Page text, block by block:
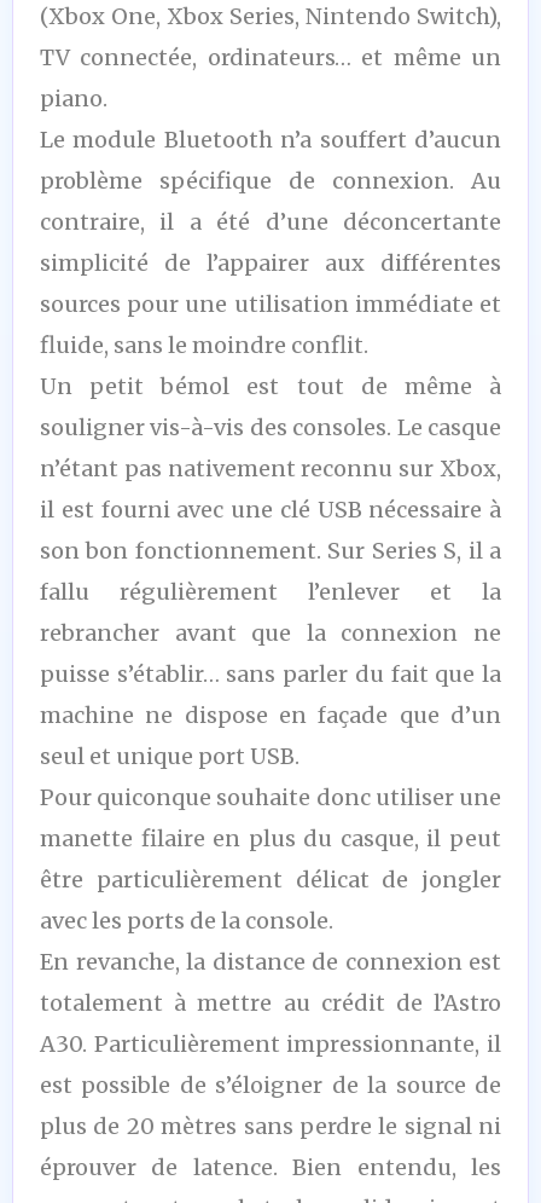
(Xbox One, Xbox Series, Nintendo Switch),
TV connectée, ordinateurs… et même un
piano.
Le module Bluetooth n’a souffert d’aucun
problème spécifique de connexion. Au
contraire, il a été d’une déconcertante
simplicité de l’appairer aux différentes
sources pour une utilisation immédiate et
fluide, sans le moindre conflit.
Un petit bémol est tout de même à
souligner vis-à-vis des consoles. Le casque
n’étant pas nativement reconnu sur Xbox,
il est fourni avec une clé USB nécessaire à
son bon fonctionnement. Sur Series S, il a
fallu régulièrement l’enlever et la
rebrancher avant que la connexion ne
puisse s’établir… sans parler du fait que la
machine ne dispose en façade que d’un
seul et unique port USB.
Pour quiconque souhaite donc utiliser une
manette filaire en plus du casque, il peut
être particulièrement délicat de jongler
avec les ports de la console.
En revanche, la distance de connexion est
totalement à mettre au crédit de l’Astro
A30. Particulièrement impressionnante, il
est possible de s’éloigner de la source de
plus de 20 mètres sans perdre le signal ni
éprouver de latence. Bien entendu, les